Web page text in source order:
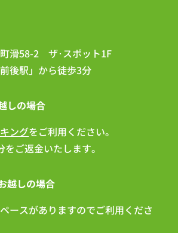
滑58-2 ザ･スポット1F
後駅」から徒歩3分
しの場合
ングをご利用ください。
ご返金いたします。
越しの場合
ースがありますのでご利用くださ